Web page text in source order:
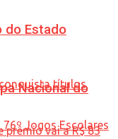
do Estado
Nacional do